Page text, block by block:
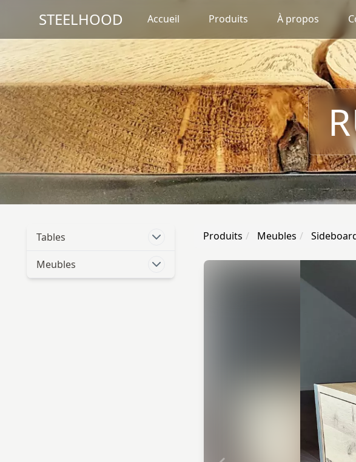
STEELHOOD Accueil Produits À propos
Tables
Meubles
Produits Meubles